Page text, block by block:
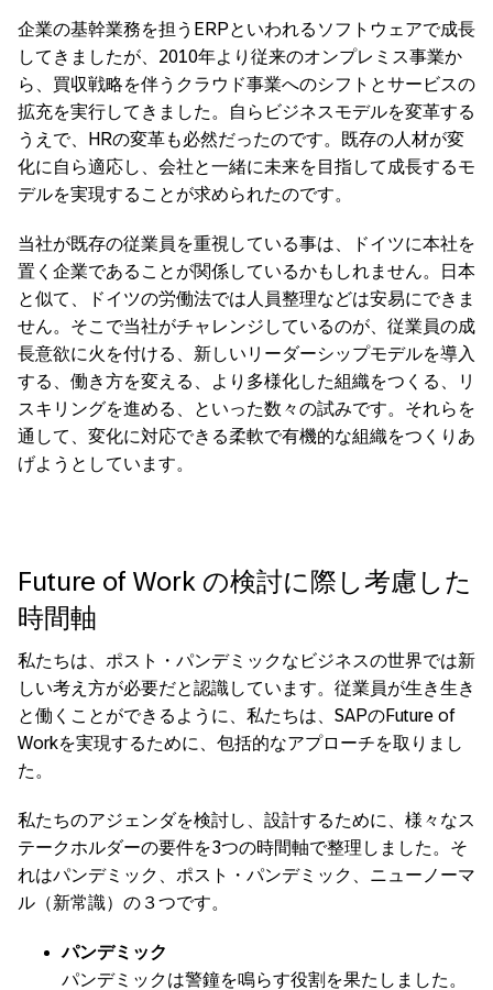
企業の基幹業務を担うERPといわれるソフトウェアで成長
してきましたが、2010年より従来のオンプレミス事業か
ら、買収戦略を伴うクラウド事業へのシフトとサービスの
拡充を実行してきました。自らビジネスモデルを変革する
うえで、HRの変革も必然だったのです。既存の人材が変
化に自ら適応し、会社と一緒に未来を目指して成長するモ
デルを実現することが求められたのです。
当社が既存の従業員を重視している事は、ドイツに本社を
置く企業であることが関係しているかもしれません。日本
と似て、ドイツの労働法では人員整理などは安易にできま
せん。そこで当社がチャレンジしているのが、従業員の成
長意欲に火を付ける、新しいリーダーシップモデルを導入
する、働き方を変える、より多様化した組織をつくる、リ
スキリングを進める、といった数々の試みです。それらを
通して、変化に対応できる柔軟で有機的な組織をつくりあ
げようとしています。
Future of Work の検討に際し考慮した
時間軸
私たちは、ポスト・パンデミックなビジネスの世界では新
しい考え方が必要だと認識しています。従業員が生き生き
と働くことができるように、私たちは、SAPのFuture of
Workを実現するために、包括的なアプローチを取りまし
た。
私たちのアジェンダを検討し、設計するために、様々なス
テークホルダーの要件を3つの時間軸で整理しました。そ
れはパンデミック、ポスト・パンデミック、ニューノーマ
ル（新常識）の３つです。
パンデミック
パンデミックは警鐘を鳴らす役割を果たしました。